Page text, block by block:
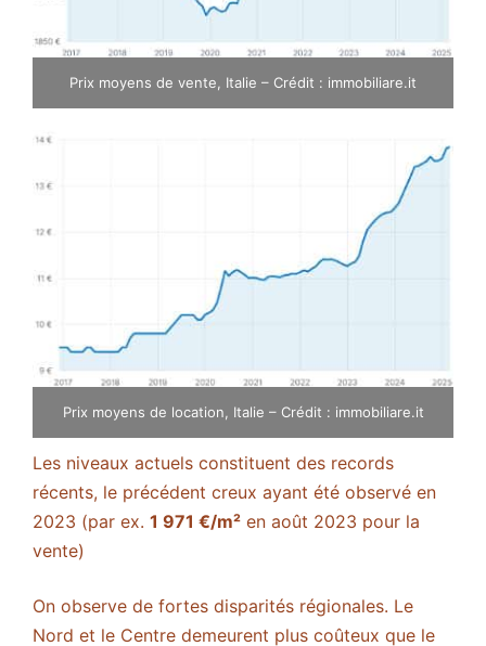
Prix moyens de vente, Italie – Crédit : immobiliare.it
Prix moyens de location, Italie – Crédit : immobiliare.it
Les niveaux actuels constituent des records
récents, le précédent creux ayant été observé en
2023 (par ex. 1 971 €/m² en août 2023 pour la
vente)​
On observe de fortes disparités régionales. Le
Nord et le Centre demeurent plus coûteux que le